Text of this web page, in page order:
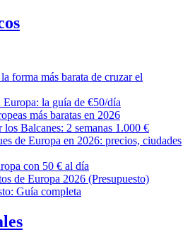
forma más barata de cruzar el
la guía de €50/día
más baratas en 2026
Balcanes: 2 semanas 1.000 €
de Europa en 2026: precios, ciudades
con 50 € al día
de Europa 2026 (Presupuesto)
Guía completa